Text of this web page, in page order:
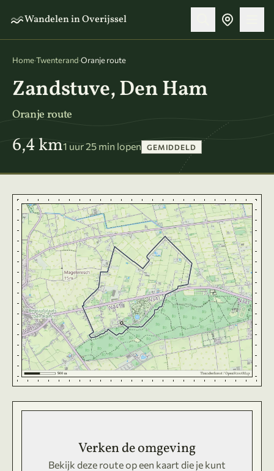
Wandelen in Overijssel
Home·Twenterand·Oranje route
Zandstuve, Den Ham
Oranje route
6,4 km1 uur 25 min lopen GEMIDDELD
Kaart
Verken de omgeving
Bekijk deze route op een kaart die je kunt